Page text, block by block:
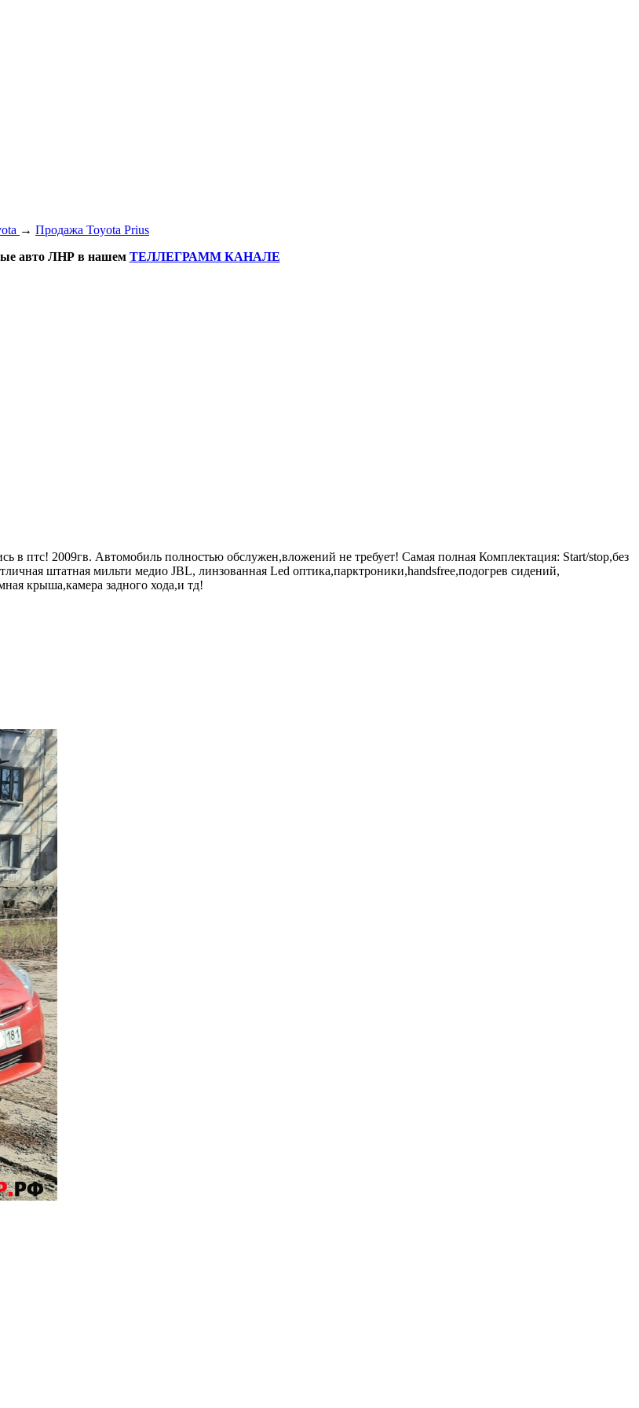
→ Продажа Toyota Prius
авто ЛНР в нашем ТЕЛЛЕГРАММ КАНАЛЕ
в птс! 2009гв. Автомобиль полностью обслужен,вложений не требует! Самая полная Комплектация: Start/stop,без
штатная мильти медио JBL, линзованная Led оптика,парктроники,handsfree,подогрев сидений,
крыша,камера задного хода,и тд!